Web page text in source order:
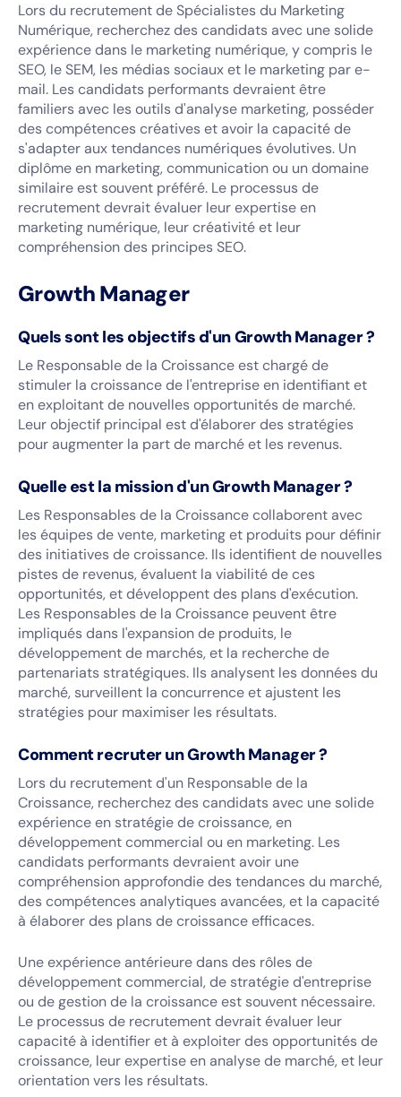
Lors du recrutement de Spécialistes du Marketing
Numérique, recherchez des candidats avec une solide
expérience dans le marketing numérique, y compris le
SEO, le SEM, les médias sociaux et le marketing par e-
mail. Les candidats performants devraient être
familiers avec les outils d'analyse marketing, posséder
des compétences créatives et avoir la capacité de
s'adapter aux tendances numériques évolutives. Un
diplôme en marketing, communication ou un domaine
similaire est souvent préféré. Le processus de
recrutement devrait évaluer leur expertise en
marketing numérique, leur créativité et leur
compréhension des principes SEO.
Growth Manager
Quels sont les objectifs d'un Growth Manager ?
Le Responsable de la Croissance est chargé de
stimuler la croissance de l'entreprise en identifiant et
en exploitant de nouvelles opportunités de marché.
Leur objectif principal est d'élaborer des stratégies
pour augmenter la part de marché et les revenus.
Quelle est la mission d'un Growth Manager ?
Les Responsables de la Croissance collaborent avec
les équipes de vente, marketing et produits pour définir
des initiatives de croissance. Ils identifient de nouvelles
pistes de revenus, évaluent la viabilité de ces
opportunités, et développent des plans d'exécution.
Les Responsables de la Croissance peuvent être
impliqués dans l'expansion de produits, le
développement de marchés, et la recherche de
partenariats stratégiques. Ils analysent les données du
marché, surveillent la concurrence et ajustent les
stratégies pour maximiser les résultats.
Comment recruter un Growth Manager ?
Lors du recrutement d'un Responsable de la
Croissance, recherchez des candidats avec une solide
expérience en stratégie de croissance, en
développement commercial ou en marketing. Les
candidats performants devraient avoir une
compréhension approfondie des tendances du marché,
des compétences analytiques avancées, et la capacité
à élaborer des plans de croissance efficaces.
Une expérience antérieure dans des rôles de
développement commercial, de stratégie d'entreprise
ou de gestion de la croissance est souvent nécessaire.
Le processus de recrutement devrait évaluer leur
capacité à identifier et à exploiter des opportunités de
croissance, leur expertise en analyse de marché, et leur
orientation vers les résultats.